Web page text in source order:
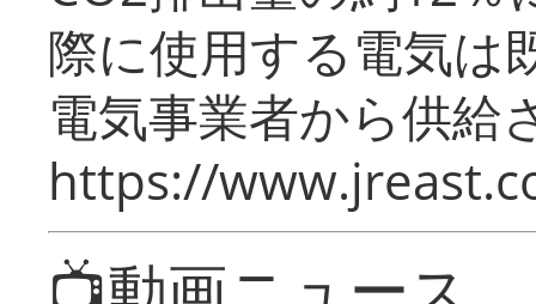
際に使用する電気は
電気事業者から供給
https://